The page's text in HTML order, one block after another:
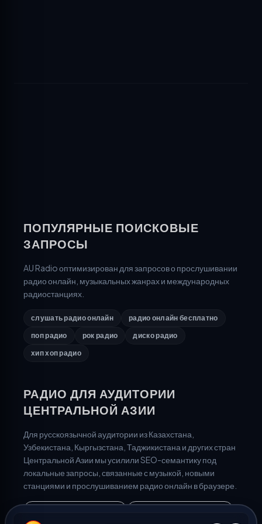
ПОПУЛЯРНЫЕ ПОИСКОВЫЕ
ЗАПРОСЫ
AU Radio оптимизирован для запросов о прослушивании
радио онлайн, музыкальных жанрах и международных
радиостанциях.
слушать радио онлайн
радио онлайн бесплатно
поп радио
рок радио
диско радио
хип хоп радио
РАДИО ДЛЯ АУДИТОРИИ
ЦЕНТРАЛЬНОЙ АЗИИ
Для русскоязычной аудитории из Казахстана,
Узбекистана, Кыргызстана, Таджикистана и других стран
Центральной Азии мы усилили SEO-семантику под
локальные запросы, связанные с музыкой, новыми
станциями и прослушиванием радио онлайн в браузере.